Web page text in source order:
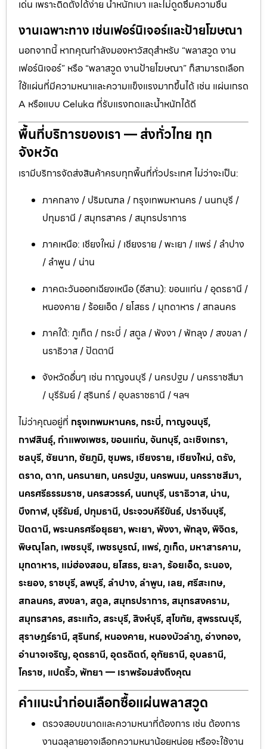
เด่น เพราะติดตั้งได้ง่าย น้ำหนักเบา และไม่ดูดซึมความชื้น
งานเฉพาะทาง เช่นเฟอร์นิเจอร์และป้ายโฆษณา
นอกจากนี้ หากคุณกำลังมองหาวัสดุสำหรับ “พลาสวูด งาน
เฟอร์นิเจอร์” หรือ “พลาสวูด งานป้ายโฆษณา” ก็สามารถเลือก
ใช้แผ่นที่มีความหนาและความแข็งแรงมากขึ้นได้ เช่น แผ่นเกรด
A หรือแบบ Celuka ที่รับแรงกดและน้ำหนักได้ดี
พื้นที่บริการของเรา — ส่งทั่วไทย ทุก
จังหวัด
เรามีบริการจัดส่งสินค้าครบทุกพื้นที่ทั่วประเทศ ไม่ว่าจะเป็น:
ภาคกลาง / ปริมณฑล / กรุงเทพมหานคร / นนทบุรี /
ปทุมธานี / สมุทรสาคร / สมุทรปราการ
ภาคเหนือ: เชียงใหม่ / เชียงราย / พะเยา / แพร่ / ลำปาง
/ ลำพูน / น่าน
ภาคตะวันออกเฉียงเหนือ (อีสาน): ขอนแก่น / อุดรธานี /
หนองคาย / ร้อยเอ็ด / ยโสธร / มุกดาหาร / สกลนคร
ภาคใต้: ภูเก็ต / กระบี่ / สตูล / พังงา / พัทลุง / สงขลา /
นราธิวาส / ปัตตานี
จังหวัดอื่นๆ เช่น กาญจนบุรี / นครปฐม / นครราชสีมา
/ บุรีรัมย์ / สุรินทร์ / อุบลราชธานี / ฯลฯ
ไม่ว่าคุณอยู่ที่ กรุงเทพมหานคร, กระบี่, กาญจนบุรี,
กาฬสินธุ์, กำแพงเพชร, ขอนแก่น, จันทบุรี, ฉะเชิงเทรา,
ชลบุรี, ชัยนาท, ชัยภูมิ, ชุมพร, เชียงราย, เชียงใหม่, ตรัง,
ตราด, ตาก, นครนายก, นครปฐม, นครพนม, นครราชสีมา,
นครศรีธรรมราช, นครสวรรค์, นนทบุรี, นราธิวาส, น่าน,
บึงกาฬ, บุรีรัมย์, ปทุมธานี, ประจวบคีรีขันธ์, ปราจีนบุรี,
ปัตตานี, พระนครศรีอยุธยา, พะเยา, พังงา, พัทลุง, พิจิตร,
พิษณุโลก, เพชรบุรี, เพชรบูรณ์, แพร่, ภูเก็ต, มหาสารคาม,
มุกดาหาร, แม่ฮ่องสอน, ยโสธร, ยะลา, ร้อยเอ็ด, ระนอง,
ระยอง, ราชบุรี, ลพบุรี, ลำปาง, ลำพูน, เลย, ศรีสะเกษ,
สกลนคร, สงขลา, สตูล, สมุทรปราการ, สมุทรสงคราม,
สมุทรสาคร, สระแก้ว, สระบุรี, สิงห์บุรี, สุโขทัย, สุพรรณบุรี,
สุราษฎร์ธานี, สุรินทร์, หนองคาย, หนองบัวลำภู, อ่างทอง,
อำนาจเจริญ, อุดรธานี, อุตรดิตถ์, อุทัยธานี, อุบลธานี,
โคราช, แปดริ้ว, พัทยา — เราพร้อมส่งถึงคุณ
คำแนะนำก่อนเลือกซื้อแผ่นพลาสวูด
ตรวจสอบขนาดและความหนาที่ต้องการ เช่น ต้องการ
งานฉลุลายอาจเลือกความหนาน้อยหน่อย หรือจะใช้งาน